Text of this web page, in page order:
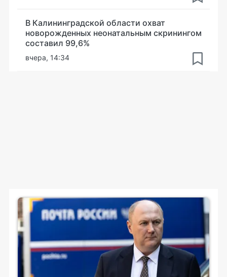
В Калининградской области охват
новорожденных неонатальным скринингом
составил 99,6%
вчера, 14:34